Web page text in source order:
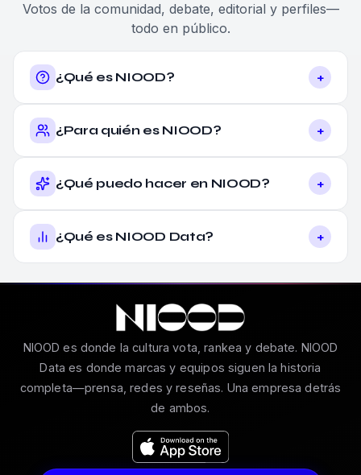
Votos de la comunidad, debate, editorial y perfiles—
todo en público.
¿Qué es NIOOD? +
¿Para quién es NIOOD? +
¿Qué puedo hacer en NIOOD? +
¿Qué es NIOOD Data? +
NIOOD es donde la cultura vota, rankea y debate. NIOOD
Data es donde marcas y equipos siguen la historia
completa—prensa, redes y reseñas. Una empresa detrás
de ambos.